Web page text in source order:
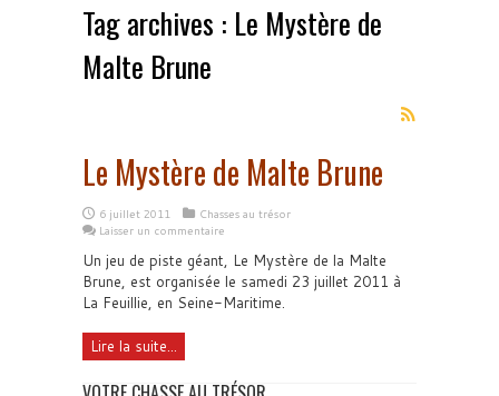
Tag archives : Le Mystère de
Malte Brune
Le Mystère de Malte Brune
6 juillet 2011
Chasses au trésor
Laisser un commentaire
Un jeu de piste géant, Le Mystère de la Malte
Brune, est organisée le samedi 23 juillet 2011 à
La Feuillie, en Seine-Maritime.
Lire la suite...